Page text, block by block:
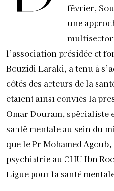
février,
une
l’association présidée et
Bouzidi Laraki, a tenu à
côtés des acteurs de la
étaient ainsi conviés la
Omar Douram, spécialiste
santé mentale au sein du
que le Pr Mohamed
psychiatrie au CHU Ibn
Ligue pour la santé